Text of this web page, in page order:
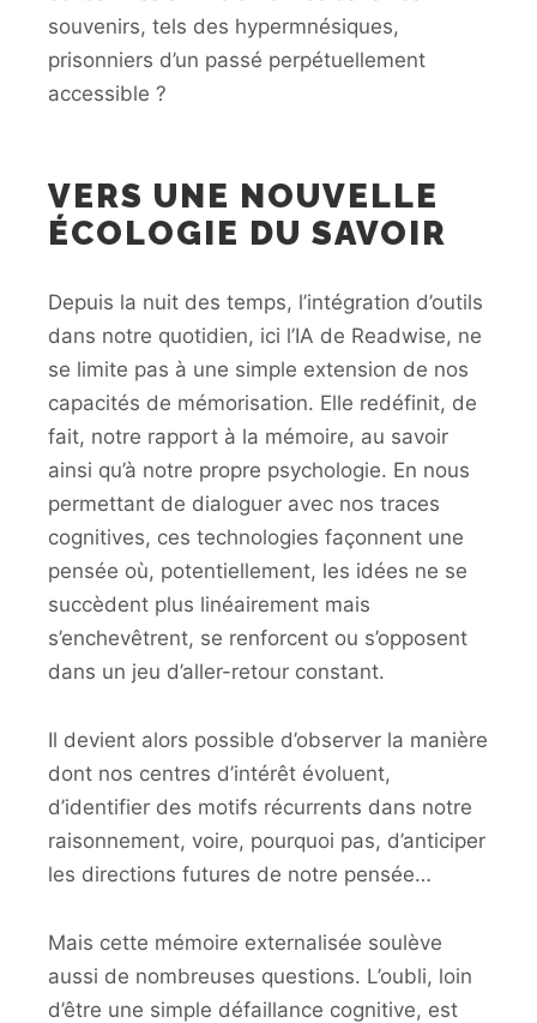
souvenirs, tels des hypermnésiques,
prisonniers d’un passé perpétuellement
accessible ?
VERS UNE NOUVELLE
ÉCOLOGIE DU SAVOIR
Depuis la nuit des temps, l’intégration d’outils
dans notre quotidien, ici l’IA de Readwise, ne
se limite pas à une simple extension de nos
capacités de mémorisation. Elle redéfinit, de
fait, notre rapport à la mémoire, au savoir
ainsi qu’à notre propre psychologie. En nous
permettant de dialoguer avec nos traces
cognitives, ces technologies façonnent une
pensée où, potentiellement, les idées ne se
succèdent plus linéairement mais
s’enchevêtrent, se renforcent ou s’opposent
dans un jeu d’aller-retour constant.
Il devient alors possible d’observer la manière
dont nos centres d’intérêt évoluent,
d’identifier des motifs récurrents dans notre
raisonnement, voire, pourquoi pas, d’anticiper
les directions futures de notre pensée…
Mais cette mémoire externalisée soulève
aussi de nombreuses questions. L’oubli, loin
d’être une simple défaillance cognitive, est